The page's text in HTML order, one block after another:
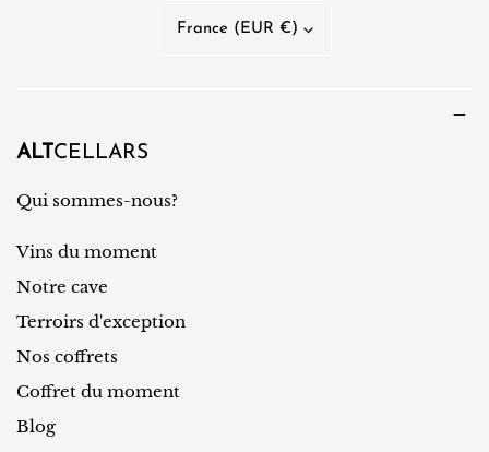
/
r
g
i
o
n
France (EUR €)
ALT CELLARS
Qui sommes-nous?
Vins du moment
Notre cave
Terroirs d'exception
Nos coffrets
Coffret du moment
Blog